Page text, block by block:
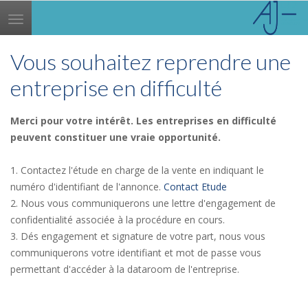
Toggle
navigation
Vous souhaitez reprendre une
entreprise en difficulté
Merci pour votre intérêt. Les entreprises en difficulté
peuvent constituer une vraie opportunité.
1. Contactez l'étude en charge de la vente en indiquant le
numéro d'identifiant de l'annonce. Contact Etude
2. Nous vous communiquerons une lettre d'engagement de
confidentialité associée à la procédure en cours.
3. Dés engagement et signature de votre part, nous vous
communiquerons votre identifiant et mot de passe vous
permettant d'accéder à la dataroom de l'entreprise.